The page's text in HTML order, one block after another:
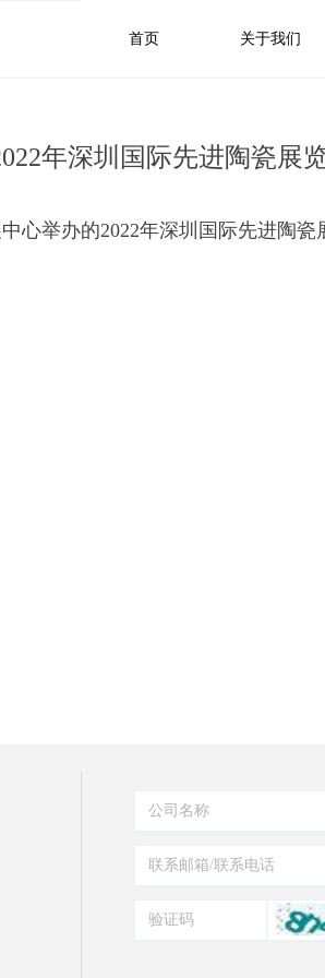
首页 关于我们
年深圳国际先进陶瓷展
心举办的2022年深圳国际先进陶